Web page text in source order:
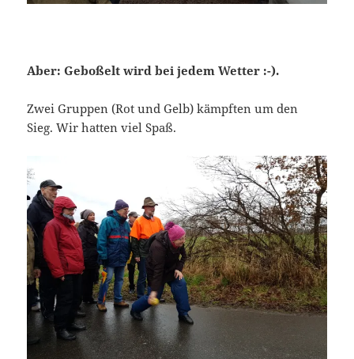
Aber: Geboßelt wird bei jedem Wetter :-).
Zwei Gruppen (Rot und Gelb) kämpften um den
Sieg. Wir hatten viel Spaß.